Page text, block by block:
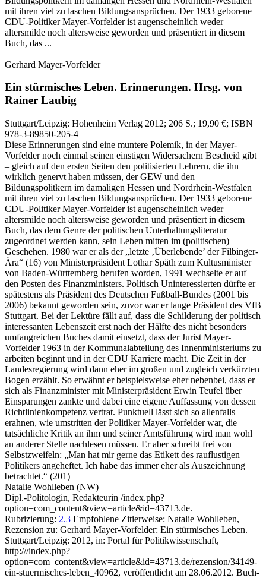
mit ihren viel zu laschen Bildungsansprüchen. Der 1933 geborene
CDU-Politiker Mayer-Vorfelder ist augenscheinlich weder
altersmilde noch altersweise geworden und präsentiert in diesem
Buch, das ...
Gerhard Mayer-Vorfelder
Ein stürmisches Leben. Erinnerungen. Hrsg. von
Rainer Laubig
Stuttgart/Leipzig: Hohenheim Verlag 2012; 206 S.; 19,90 €; ISBN
978-3-89850-205-4
Diese Erinnerungen sind eine muntere Polemik, in der Mayer-
Vorfelder noch einmal seinen einstigen Widersachern Bescheid gibt
– gleich auf den ersten Seiten den politisierten Lehrern, die ihn
wirklich genervt haben müssen, der GEW und den
Bildungspolitkern im damaligen Hessen und Nordrhein-Westfalen
mit ihren viel zu laschen Bildungsansprüchen. Der 1933 geborene
CDU-Politiker Mayer-Vorfelder ist augenscheinlich weder
altersmilde noch altersweise geworden und präsentiert in diesem
Buch, das dem Genre der politischen Unterhaltungsliteratur
zugeordnet werden kann, sein Leben mitten im (politischen)
Geschehen. 1980 war er als der „letzte ‚Überlebende’ der Filbinger-
Ära“ (16) von Ministerpräsident Lothar Späth zum Kultusminister
von Baden-Württemberg berufen worden, 1991 wechselte er auf
den Posten des Finanzministers. Politisch Uninteressierten dürfte er
spätestens als Präsident des Deutschen Fußball-Bundes (2001 bis
2006) bekannt geworden sein, zuvor war er lange Präsident des VfB
Stuttgart. Bei der Lektüre fällt auf, dass die Schilderung der politisch
interessanten Lebenszeit erst nach der Hälfte des nicht besonders
umfangreichen Buches damit einsetzt, dass der Jurist Mayer-
Vorfelder 1963 in der Kommunalabteilung des Innenministeriums zu
arbeiten beginnt und in der CDU Karriere macht. Die Zeit in der
Landesregierung wird dann eher im großen und zugleich verkürzten
Bogen erzählt. So erwähnt er beispielsweise eher nebenbei, dass er
sich als Finanzminister mit Ministerpräsident Erwin Teufel über
Einsparungen zankte und dabei eine eigene Auffassung von dessen
Richtlinienkompetenz vertrat. Punktuell lässt sich so allenfalls
erahnen, wie umstritten der Politiker Mayer-Vorfelder war, die
tatsächliche Kritik an ihm und seiner Amtsführung wird man wohl
an anderer Stelle nachlesen müssen. Er aber schreibt frei von
Selbstzweifeln: „Man hat mir gerne das Etikett des rauflustigen
Politikers angeheftet. Ich habe das immer eher als Auszeichnung
betrachtet.“ (201)
Natalie Wohlleben (NW)
Dipl.-Politologin, Redakteurin /index.php?
option=com_content&view=article&id=43713.de.
Rubrizierung: 2.3 Empfohlene Zitierweise: Natalie Wohlleben,
Rezension zu: Gerhard Mayer-Vorfelder: Ein stürmisches Leben.
Stuttgart/Leipzig: 2012, in: Portal für Politikwissenschaft,
http:///index.php?
option=com_content&view=article&id=43713.de/rezension/34149-
ein-stuermisches-leben_40962, veröffentlicht am 28.06.2012. Buch-